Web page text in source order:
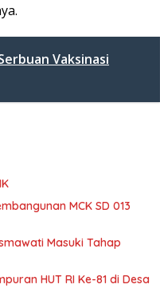
Vaksinasi
MCK SD 013
Masuki Tahap
HUT RI Ke-81 di Desa